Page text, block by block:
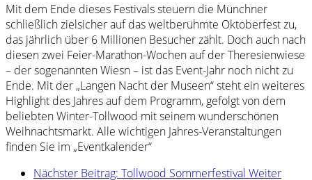
Mit dem Ende dieses Festivals steuern die Münchner
schließlich zielsicher auf das weltberühmte Oktoberfest zu,
das jährlich über 6 Millionen Besucher zählt. Doch auch nach
diesen zwei Feier-Marathon-Wochen auf der Theresienwiese
– der sogenannten Wiesn – ist das Event-Jahr noch nicht zu
Ende. Mit der „Langen Nacht der Museen“ steht ein weiteres
Highlight des Jahres auf dem Programm, gefolgt von dem
beliebten Winter-Tollwood mit seinem wunderschönen
Weihnachtsmarkt. Alle wichtigen Jahres-Veranstaltungen
finden Sie im „Eventkalender“
Nächster Beitrag: Tollwood Sommerfestival Weiter